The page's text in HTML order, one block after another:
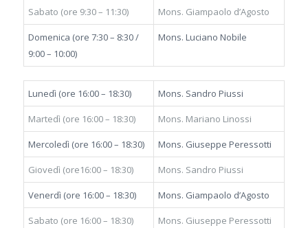
Sabato (ore 9:30 – 11:30) Mons. Giampaolo d’Agosto
Domenica (ore 7:30 – 8:30 /
9:00 – 10:00)
Mons. Luciano Nobile
Lunedì (ore 16:00 – 18:30) Mons. Sandro Piussi
Martedì (ore 16:00 – 18:30) Mons. Mariano Linossi
Mercoledì (ore 16:00 – 18:30) Mons. Giuseppe Peressotti
Giovedì (ore16:00 – 18:30) Mons. Sandro Piussi
Venerdì (ore 16:00 – 18:30) Mons. Giampaolo d’Agosto
Sabato (ore 16:00 – 18:30) Mons. Giuseppe Peressotti